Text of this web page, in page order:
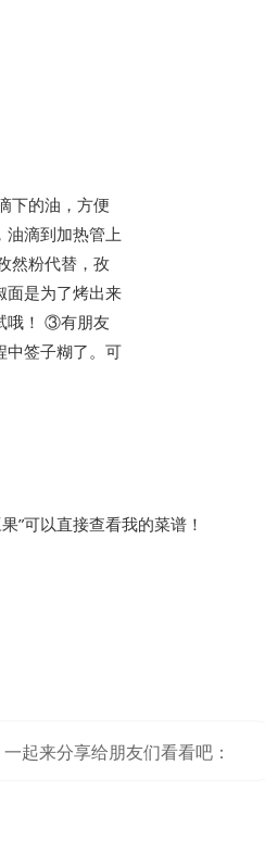
下的油，方便
油滴到加热管上
然粉代替，孜
面是为了烤出来
哦！ ③有朋友
中签子糊了。可
”可以直接查看我的菜谱！
一起来分享给朋友们看看吧：